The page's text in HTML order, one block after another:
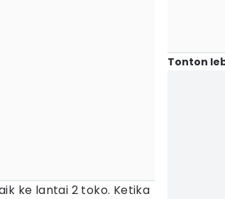
ke lantai 2 toko. Ketika
Tonton